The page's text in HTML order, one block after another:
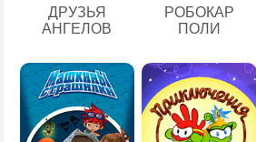
ДРУЗЬЯ
АНГЕЛОВ
РОБОКАР
ПОЛИ